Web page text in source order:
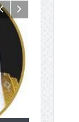
شرمه: